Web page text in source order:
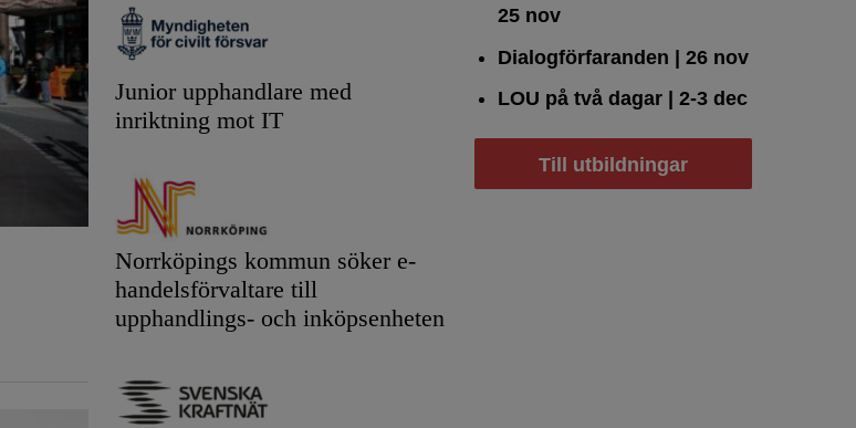
Junior upphandlare med
inriktning mot IT
Norrköpings kommun söker e-
handelsförvaltare till
upphandlings- och inköpsenheten
25 nov
Dialogförfaranden | 26 nov
LOU på två dagar | 2-3 dec
Till utbildningar